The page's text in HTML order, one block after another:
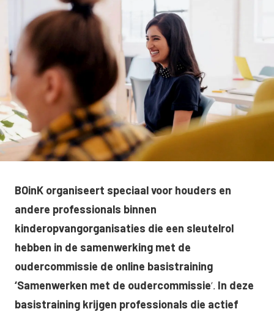
BOinK organiseert speciaal voor houders en
andere professionals binnen
kinderopvangorganisaties die een sleutelrol
hebben in de samenwerking met de
oudercommissie de online basistraining
‘Samenwerken met de oudercommissie‘. In deze
basistraining krijgen professionals die actief